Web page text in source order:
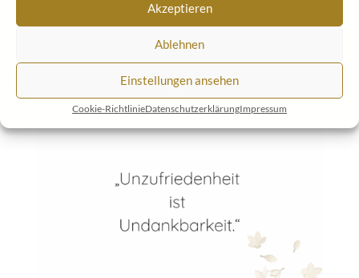
Akzeptieren
Ablehnen
Einstellungen ansehen
Cookie-RichtlinieDatenschutzerklärungImpressum